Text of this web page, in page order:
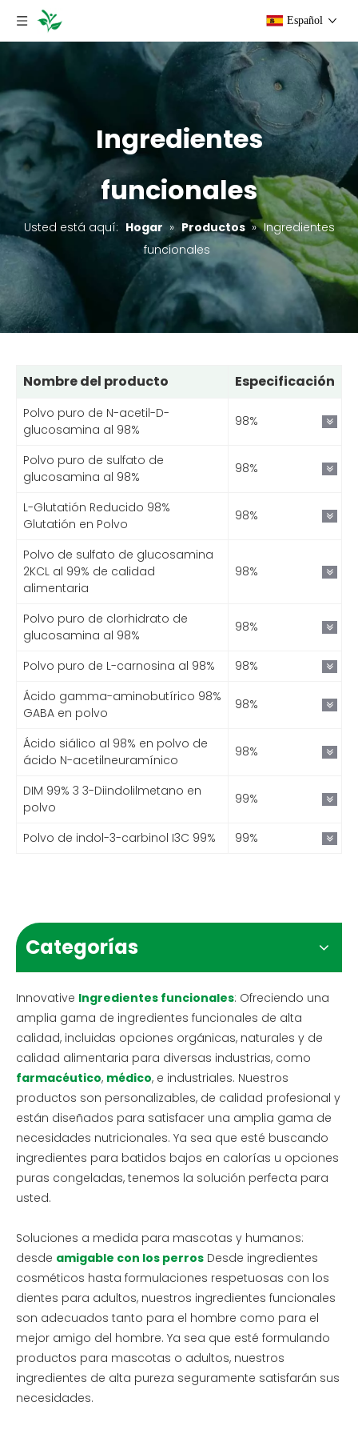
Español
Ingredientes
funcionales
Usted está aquí: Hogar » Productos » Ingredientes
funcionales
Nombre del producto Especificación
Polvo puro de N-acetil-D-
glucosamina al 98%
98%
Polvo puro de sulfato de
glucosamina al 98%
98%
L-Glutatión Reducido 98%
Glutatión en Polvo
98%
Polvo de sulfato de glucosamina
2KCL al 99% de calidad
alimentaria
98%
Polvo puro de clorhidrato de
glucosamina al 98%
98%
Polvo puro de L-carnosina al 98%
98%
Ácido gamma-aminobutírico 98%
GABA en polvo
98%
Ácido siálico al 98% en polvo de
ácido N-acetilneuramínico
98%
DIM 99% 3 3-Diindolilmetano en
polvo
99%
Polvo de indol-3-carbinol I3C 99% 99%
Categorías
Innovative Ingredientes funcionales: Ofreciendo una
amplia gama de ingredientes funcionales de alta
calidad, incluidas opciones orgánicas, naturales y de
calidad alimentaria para diversas industrias, como
farmacéutico, médico, e industriales. Nuestros
productos son personalizables, de calidad profesional y
están diseñados para satisfacer una amplia gama de
necesidades nutricionales. Ya sea que esté buscando
ingredientes para batidos bajos en calorías u opciones
puras congeladas, tenemos la solución perfecta para
usted.
Soluciones a medida para mascotas y humanos:
desde amigable con los perros Desde ingredientes
cosméticos hasta formulaciones respetuosas con los
dientes para adultos, nuestros ingredientes funcionales
son adecuados tanto para el hombre como para el
mejor amigo del hombre. Ya sea que esté formulando
productos para mascotas o adultos, nuestros
ingredientes de alta pureza seguramente satisfarán sus
necesidades.